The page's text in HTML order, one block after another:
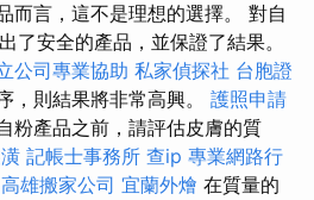
而言，這不是理想的選擇。 對自
了安全的產品，並保證了結果。
公司專業協助 私家偵探社 台胞證
，則結果將非常高興。 護照申請
粉產品之前，請評估皮膚的質
記帳士事務所 查ip 專業網路行
高雄搬家公司 宜蘭外燴 在質量的